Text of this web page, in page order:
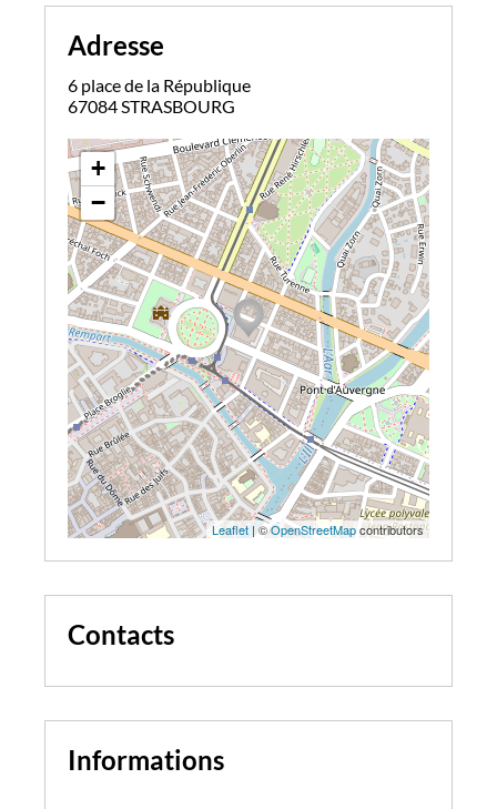
Adresse
6 place de la République
67084 STRASBOURG
+
−
Leaflet | ©OpenStreetMapcontributors
Contacts
Informations